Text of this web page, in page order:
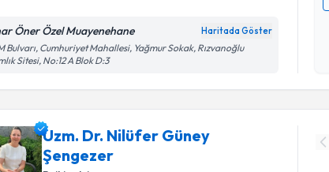
Öner Özel Muayenehane Haritada Göster
Bulvarı, Cumhuriyet Mahallesi, Yağmur Sokak, Rızvanoğlu
Sitesi, No:12 A Blok D:3
Uzm. Dr. Nilüfer Güney
Şengezer